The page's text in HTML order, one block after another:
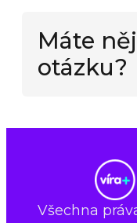
Máte
otázku?
Všechna